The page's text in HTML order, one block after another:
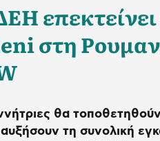
επεκτείνει
στη
θα
τη συνολική